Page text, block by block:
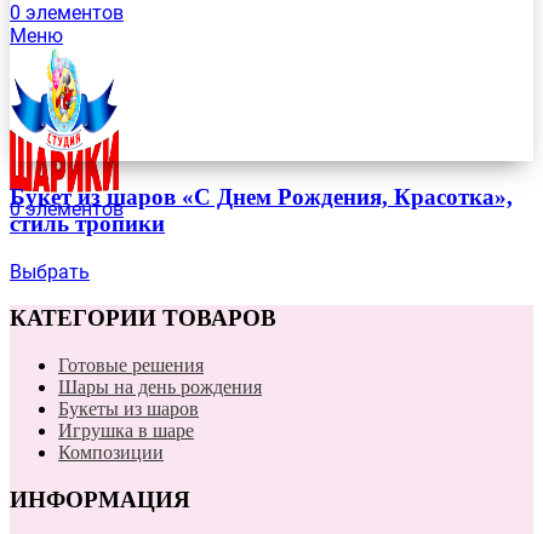
0 элементов
Меню
0элементов
Букет из шаров «С Днем Рождения, Красотка»,
стиль тропики
Выбрать
КАТЕГОРИИ ТОВАРОВ
Готовые решения
Шары на день рождения
Букеты из шаров
Игрушка в шаре
Композиции
ИНФОРМАЦИЯ